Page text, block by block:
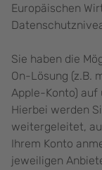
Europäischen
Sie haben die
On-Lösung (z.B.
Apple-Konto)
Hierbei werden
weitergeleitet,
Ihrem Konto
jeweiligen